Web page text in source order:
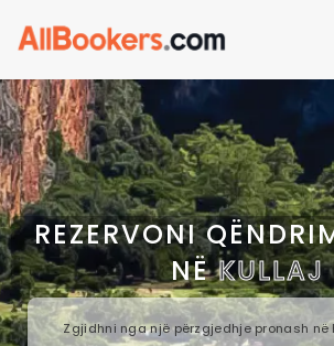
REZERVONI
NËKULLAJ
Zgjidhni nga një përzgjedhje pronash në